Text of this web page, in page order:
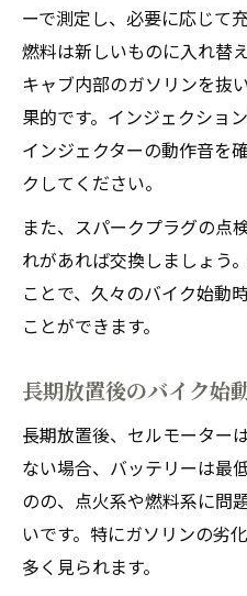
ーで測定し、必要に応じて
燃料は新しいものに入れ替
キャブ内部のガソリンを抜
果的です。インジェクショ
インジェクターの動作音を
クしてください。
また、スパークプラグの点
れがあれば交換しましょう
ことで、久々のバイク始動
ことができます。
長期放置後のバイク始
長期放置後、セルモーター
ない場合、バッテリーは最
のの、点火系や燃料系に問
いです。特にガソリンの劣
多く見られます。